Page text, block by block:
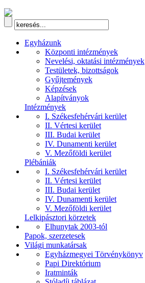
Egyházunk
Központi intézmények
Nevelési, oktatási intézmények
Testületek, bizottságok
Gyűjtemények
Képzések
Alapítványok
Intézmények
I. Székesfehérvári kerület
II. Vértesi kerület
III. Budai kerület
IV. Dunamenti kerület
V. Mezőföldi kerület
Plébániák
I. Székesfehérvári kerület
II. Vértesi kerület
III. Budai kerület
IV. Dunamenti kerület
V. Mezőföldi kerület
Lelkipásztori körzetek
Elhunytak 2003-tól
Papok, szerzetesek
Világi munkatársak
Egyházmegyei Törvénykönyv
Papi Direktórium
Iratminták